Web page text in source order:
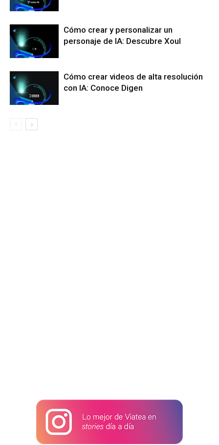
Cómo crear y personalizar un
personaje de IA: Descubre Xoul
Cómo crear videos de alta resolución
con IA: Conoce Digen